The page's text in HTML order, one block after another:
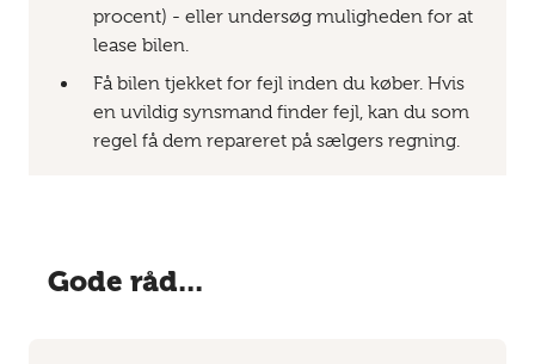
procent) - eller undersøg muligheden for at
lease bilen.
Få bilen tjekket for fejl inden du køber. Hvis
en uvildig synsmand finder fejl, kan du som
regel få dem repareret på sælgers regning.
Gode råd...